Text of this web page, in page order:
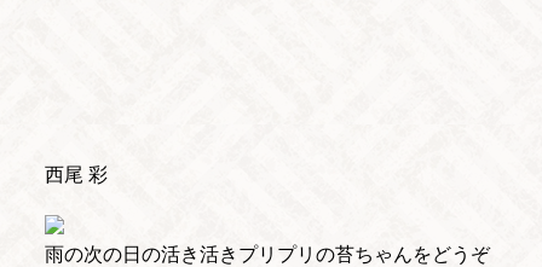
西尾 彩
雨の次の日の活き活きプリプリの苔ちゃんをどうぞ